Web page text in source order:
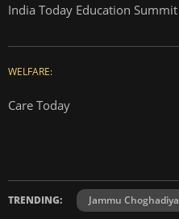
India Today Education Summit
WELFARE:
Care Today
TRENDING: Jammu Choghadiya